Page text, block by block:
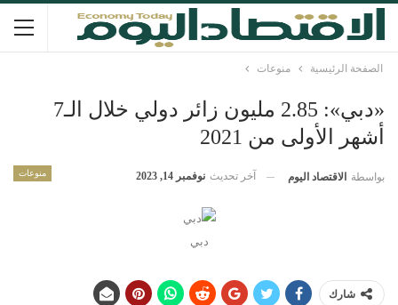
الصفحة الرئيسية منوعات
«دبي»: 2.85 مليون زائر دولي خلال الـ7
أشهر الأولى من 2021
منوعات بواسطة الاقتصاد اليوم آخر تحديث نوفمبر 14, 2023
دبي
شارك